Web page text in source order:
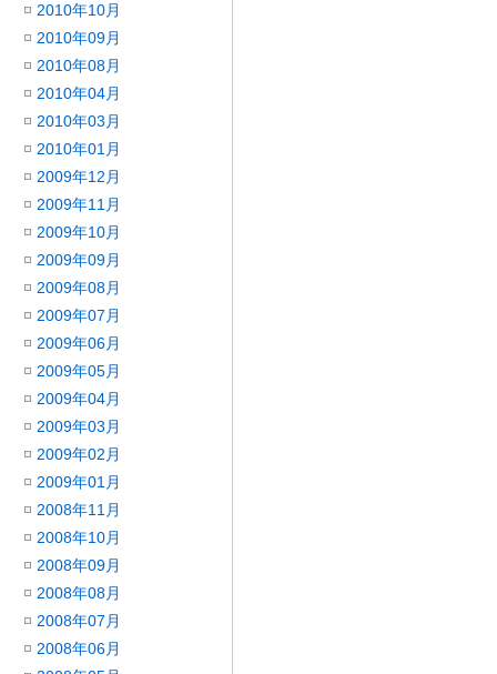
2010年10月
2010年09月
2010年08月
2010年04月
2010年03月
2010年01月
2009年12月
2009年11月
2009年10月
2009年09月
2009年08月
2009年07月
2009年06月
2009年05月
2009年04月
2009年03月
2009年02月
2009年01月
2008年11月
2008年10月
2008年09月
2008年08月
2008年07月
2008年06月